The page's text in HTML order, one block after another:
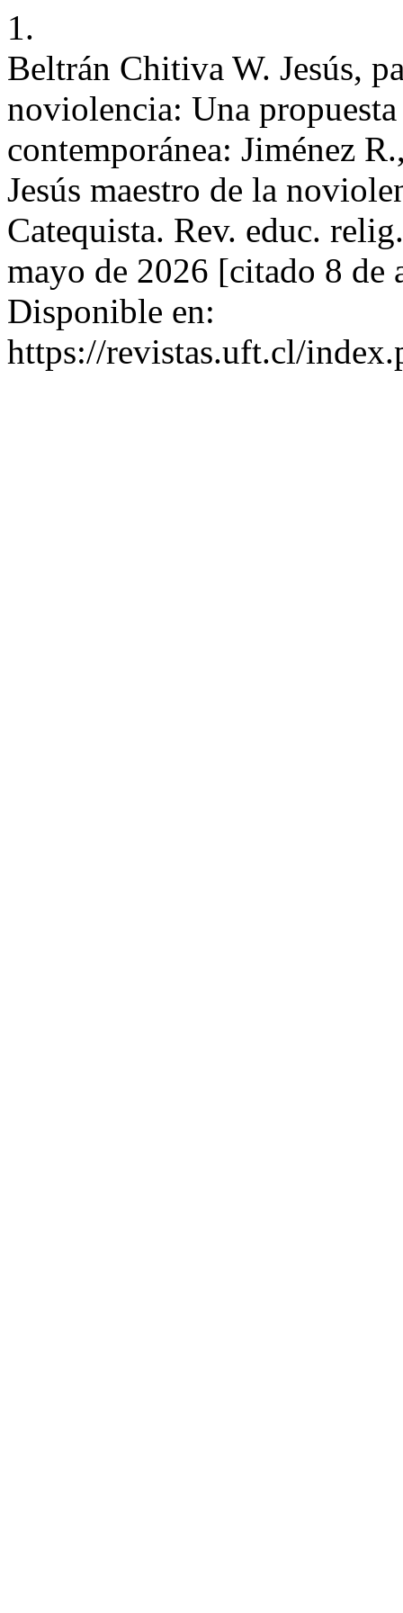
1.
Beltrán Chitiva W. Jesús,
noviolencia: Una
contemporánea: Jiménez
Jesús maestro de la
Catequista. Rev. educ.
mayo de 2026 [citado 8
Disponible en:
https://revistas.uft.cl/